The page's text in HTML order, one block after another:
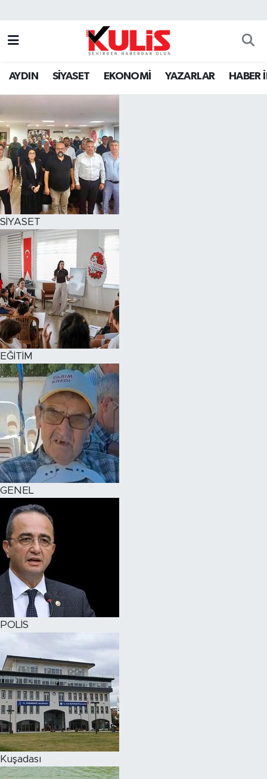
AYDIN SİYASET EKONOMİ YAZARLAR HABER
SİYASET
EĞİTİM
GENEL
POLİS
Kuşadası